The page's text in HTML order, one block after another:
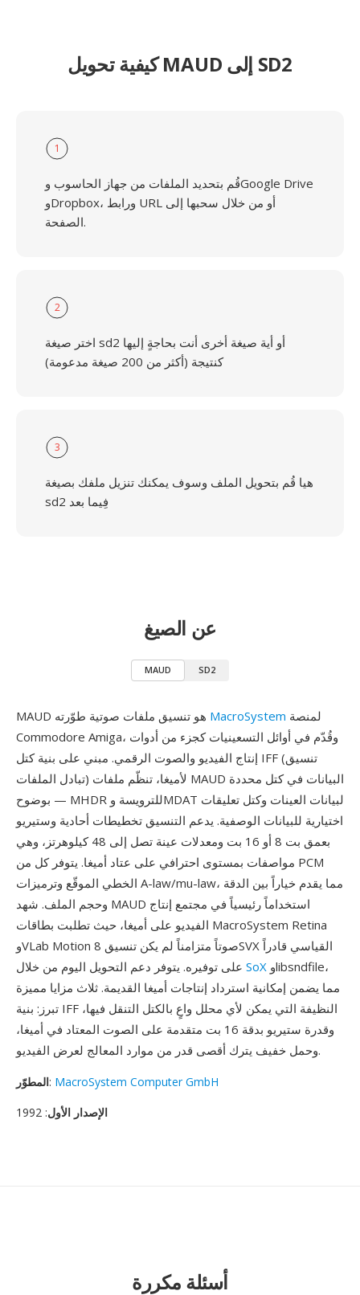
كيفية تحويل MAUD إلى SD2
1
قُم بتحديد الملفات من جهاز الحاسوب وGoogle Drive
وDropbox، ورابط URL أو من خلال سحبها إلى
الصفحة.
2
اختر صيغة sd2 أو أية صيغة أخرى أنت بحاجةٍ إليها
كنتيجة (أكثر من 200 صيغة مدعومة)
3
هيا قُم بتحويل الملف وسوف يمكنك تنزيل ملفك بصيغة
sd2 فِيما بعد
عن الصيغ
MAUD SD2
MacroSystem
Commodore Amiga، وقُدّم في أوائل التسعينيات كجزء من أدوات
إنتاج الفيديو والصوت الرقمي. مبني على بنية كتل IFF (تنسيق
تبادل الملفات) لأميغا، تنظّم ملفات MAUD البيانات في كتل محددة
بوضوح — MHDR للترويسة وMDAT لبيانات العينات وكتل تعليقات
اختيارية للبيانات الوصفية. يدعم التنسيق تخطيطات أحادية وستيريو
بعمق بت 8 أو 16 بت ومعدلات عينة تصل إلى 48 كيلوهرتز، وهي
مواصفات بمستوى احترافي على عتاد أميغا. يتوفر كل من PCM
الخطي الموقّع وترميزات A-law/mu-law، مما يقدم خياراً بين الدقة
وحجم الملف. شهد MAUD استخداماً رئيسياً في مجتمع إنتاج
الفيديو على أميغا، حيث تطلبت بطاقات MacroSystem Retina
وVLab Motion صوتاً متزامناً لم يكن تنسيق 8SVX القياسي قادراً
SoX
مما يضمن إمكانية استرداد إنتاجات أميغا القديمة. ثلاث مزايا مميزة
تبرز: بنية IFF النظيفة التي يمكن لأي محلل واعٍ بالكتل التنقل فيها،
وقدرة ستيريو بدقة 16 بت متقدمة على الصوت المعتاد في أميغا،
وحمل خفيف يترك أقصى قدر من موارد المعالج لعرض الفيديو.
المطوّر: MacroSystem Computer GmbH
الإصدار الأول: 1992
أسئلة مكررة